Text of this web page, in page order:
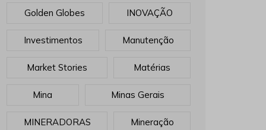
Golden Globes INOVAÇÃO
Investimentos Manutenção
Market Stories Matérias
Mina Minas Gerais
MINERADORAS Mineração